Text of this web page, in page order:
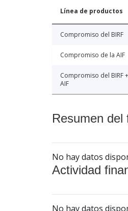
Línea de productos
Compromiso del BIRF
Compromiso de la AIF
Compromiso del BIRF +
AIF
Resumen del
No hay datos
Actividad
No hay datos